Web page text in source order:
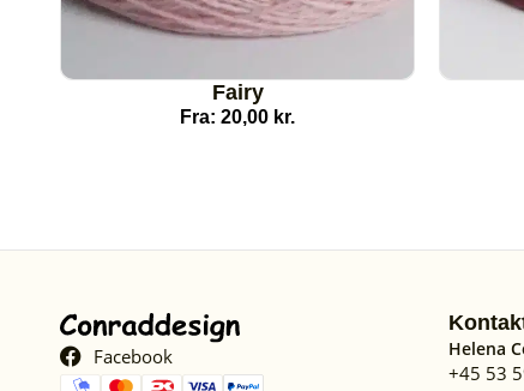
Fairy
Fra: 20,00 kr.
Facebook Helena
+45 53